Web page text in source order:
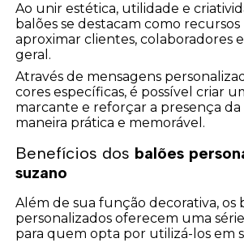
Ao unir estética, utilidade e
balões se destacam como recursos
aproximar clientes, colaboradores
geral.
Através de mensagens
cores específicas, é possível criar
marcante e reforçar a presença da
maneira prática e memorável.
Benefícios dos balões
suzano
Além de sua função decorativa, os
personalizados oferecem uma
para quem opta por utilizá-los em